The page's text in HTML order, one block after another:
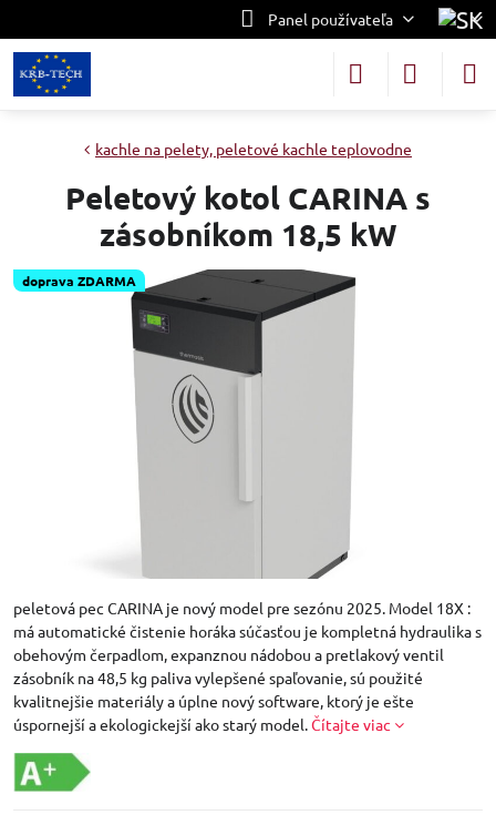
Panel používateľa
doprava ZDARMA
kachle na pelety, peletové kachle teplovodne
Peletový kotol CARINA s
zásobníkom 18,5 kW
peletová pec CARINA je nový model pre sezónu 2025. Model 18X :
má automatické čistenie horáka súčasťou je kompletná hydraulika s
obehovým čerpadlom, expanznou nádobou a pretlakový ventil
zásobník na 48,5 kg paliva vylepšené spaľovanie, sú použité
kvalitnejšie materiály a úplne nový software, ktorý je ešte
úspornejší a ekologickejší ako starý model.Čítajte viac